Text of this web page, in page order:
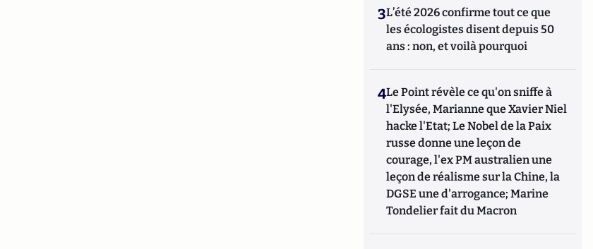
3L’été 2026 confirme tout ce que
les écologistes disent depuis 50
ans : non, et voilà pourquoi
4Le Point révèle ce qu'on sniffe à
l'Elysée, Marianne que Xavier Niel
hacke l'Etat; Le Nobel de la Paix
russe donne une leçon de
courage, l'ex PM australien une
leçon de réalisme sur la Chine, la
DGSE une d'arrogance; Marine
Tondelier fait du Macron